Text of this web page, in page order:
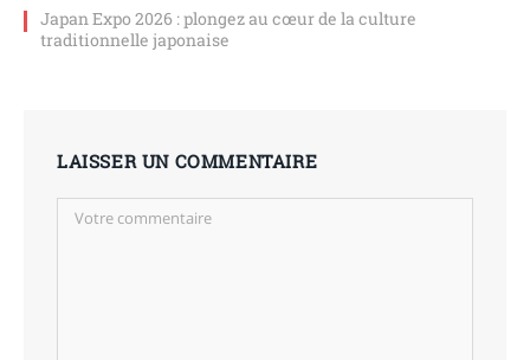
Japan Expo 2026 : plongez au cœur de la culture
traditionnelle japonaise
LAISSER UN COMMENTAIRE